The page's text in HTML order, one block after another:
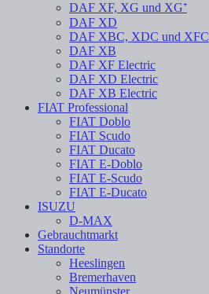
DAF XF, XG und XG⁺
DAF XD
DAF XBC, XDC und XFC
DAF XB
DAF XF Electric
DAF XD Electric
DAF XB Electric
FIAT Professional
FIAT Doblo
FIAT Scudo
FIAT Ducato
FIAT E-Doblo
FIAT E-Scudo
FIAT E-Ducato
ISUZU
D-MAX
Gebrauchtmarkt
Standorte
Heeslingen
Bremerhaven